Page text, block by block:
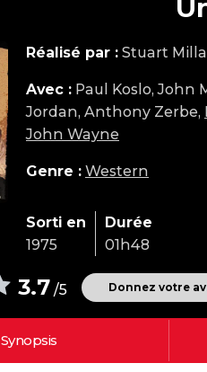
Réalisé par : Stuart
Avec : Paul Koslo, John
Jordan, Anthony Zerbe,
John Wayne
Genre : Western
Sorti en
1975
Durée
01h48
3.7 /5 Donnez votre
Synopsis